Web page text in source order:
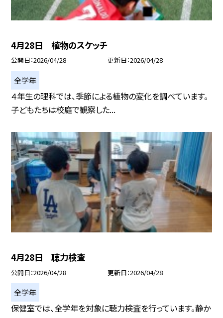
4月28日 植物のスケッチ
公開日 2026/04/28 更新日 2026/04/28
全学年
４年生の理科では、季節による植物の変化を調べています。
子どもたちは校庭で観察した...
4月28日 聴力検査
公開日 2026/04/28 更新日 2026/04/28
全学年
保健室では、全学年を対象に聴力検査を行っています。静か